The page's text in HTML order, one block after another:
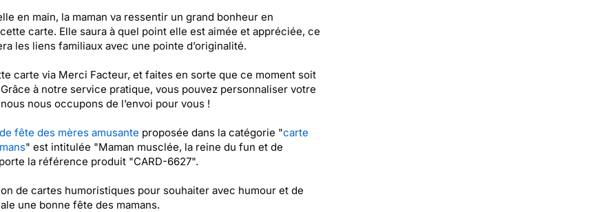
en main, la maman va ressentir un grand bonheur en
carte. Elle saura à quel point elle est aimée et appréciée, ce
les liens familiaux avec une pointe d’originalité.
carte via Merci Facteur, et faites en sorte que ce moment soit
à notre service pratique, vous pouvez personnaliser votre
nous occupons de l’envoi pour vous !
fête des mères amusante proposée dans la catégorie "carte
" est intitulée "Maman musclée, la reine du fun et de
la référence produit "CARD-6627".
de cartes humoristiques pour souhaiter avec humour et de
une bonne fête des mamans.